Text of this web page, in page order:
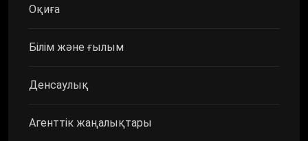
Оқиға
Білім және ғылым
Денсаулық
Агенттік жаңалықтары